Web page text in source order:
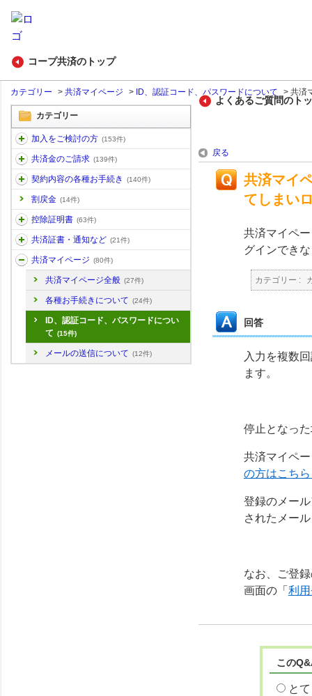
コープ共済のトップ
カテゴリー > 共済マイページ > ID、認証コード、パスワードについて > 共済
カテゴリー
加入をご検討の方 (153件)
共済金のご請求 (139件)
契約内容の各種お手続き (140件)
割戻金 (14件)
控除証明書 (63件)
共済証書・通知など (21件)
共済マイページ (80件)
共済マイページ全般 (27件)
各種お手続きについて (24件)
ID、認証コード、パスワードについ
て (15件)
メールの送信について (12件)
よくあるご質問のト
戻る
共済マイ
てしまい
共済マイペ
グインでき
カテゴリー :
回答
入力を複数
ます。
停止となっ
共済マイペ
の方はこち
登録のメー
されたメー
なお、ご登
画面の「 利
この
と